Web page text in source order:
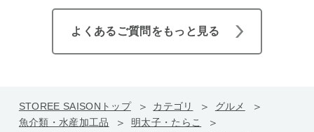
よくあるご質問をもっと見る
STOREE SAISONトップ カテゴリ
グルメ
魚介類・水産加工品
明太子・たらこ